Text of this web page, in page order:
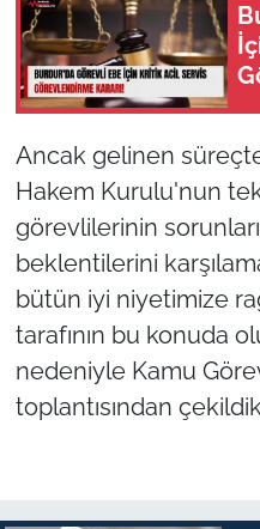
Ancak gelinen
Hakem Kurulu'nun
görevlilerinin
beklentilerini
bütün iyi niyetimize
tarafının bu konuda
nedeniyle Kamu
toplantısından